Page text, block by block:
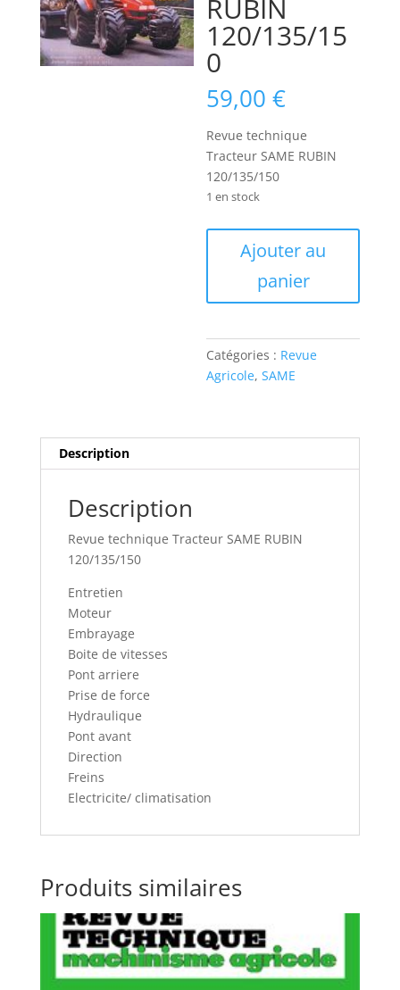
RUBIN
120/135/15
0
59,00€
Revue technique
Tracteur SAME RUBIN
120/135/150
1 en stock
RTMA136
Revue
Tracteur
SAME
RUBIN
Ajouter au
panier
Catégories : Revue
Agricole,SAME
Description
Description
Revue technique Tracteur SAME RUBIN
120/135/150
Entretien
Moteur
Embrayage
Boite de vitesses
Pont arriere
Prise de force
Hydraulique
Pont avant
Direction
Freins
Electricite/ climatisation
Produits similaires